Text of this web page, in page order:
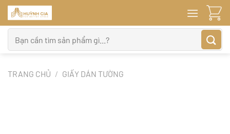
Bỏ
qua
nội
dung
kiếm:
TRANG CHỦ / GIẤY DÁN TƯỜNG